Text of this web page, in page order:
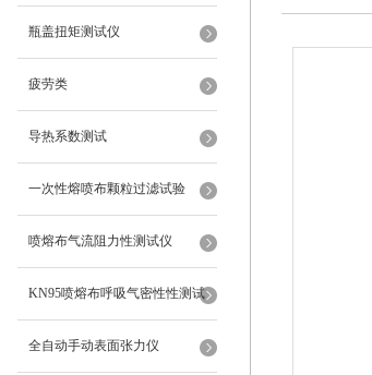
瓶盖扭矩测试仪
疲劳类
导热系数测试
一次性熔喷布颗粒过滤试验
喷熔布气流阻力性测试仪
KN95喷熔布呼吸气密性性测试
仪
全自动手动表面张力仪